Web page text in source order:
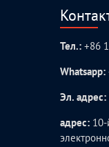
Тел.: +86
Whatsapp:
Эл. адрес:
адрес: